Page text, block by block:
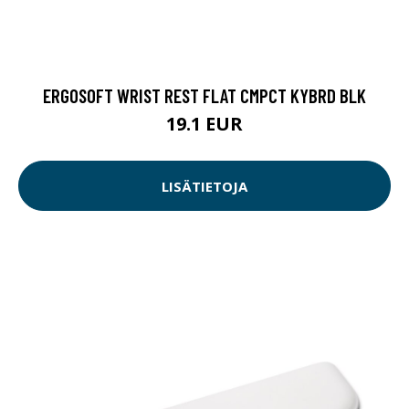
ERGOSOFT WRIST REST FLAT CMPCT KYBRD BLK
19.1 EUR
LISÄTIETOJA